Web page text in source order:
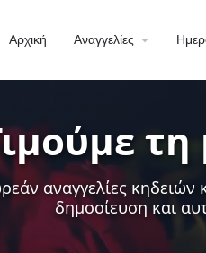
Αρχική Αναγγελίες
αναγγελίες
δημοσίευση και